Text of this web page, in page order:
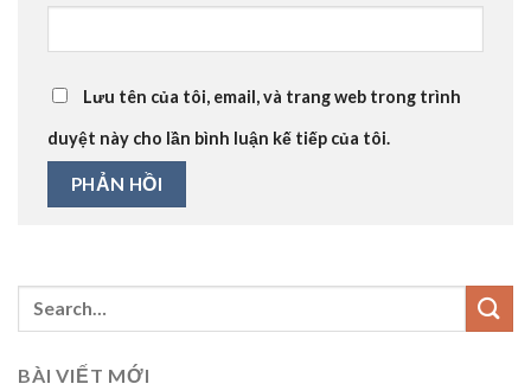
Lưu tên của tôi, email, và trang web trong trình
duyệt này cho lần bình luận kế tiếp của tôi.
BÀI VIẾT MỚI